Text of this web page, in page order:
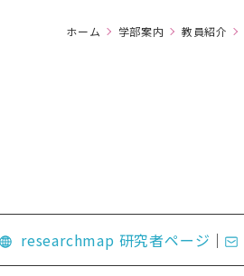
ホーム 学部案内 教員紹介
researchmap 研究者ページ